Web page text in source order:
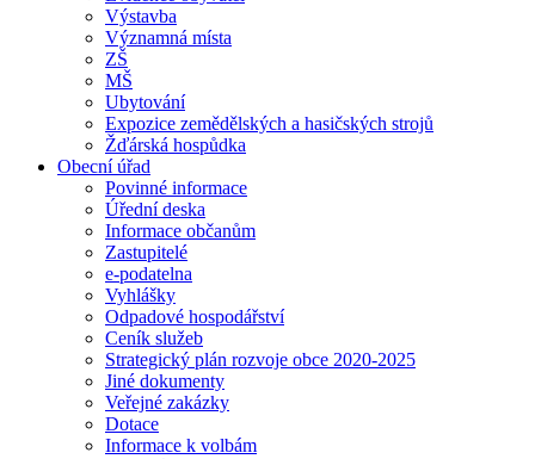
Výstavba
Významná místa
ZŠ
MŠ
Ubytování
Expozice zemědělských a hasičských strojů
Žďárská hospůdka
Obecní úřad
Povinné informace
Úřední deska
Informace občanům
Zastupitelé
e-podatelna
Vyhlášky
Odpadové hospodářství
Ceník služeb
Strategický plán rozvoje obce 2020-2025
Jiné dokumenty
Veřejné zakázky
Dotace
Informace k volbám